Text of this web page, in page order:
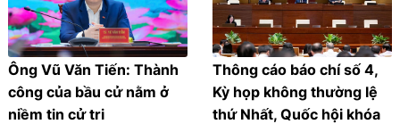
Ông Vũ Văn Tiến: Thành
công của bầu cử nằm ở
niềm tin cử tri
Thông cáo báo chí số 4,
Kỳ họp không thường lệ
thứ Nhất, Quốc hội khóa